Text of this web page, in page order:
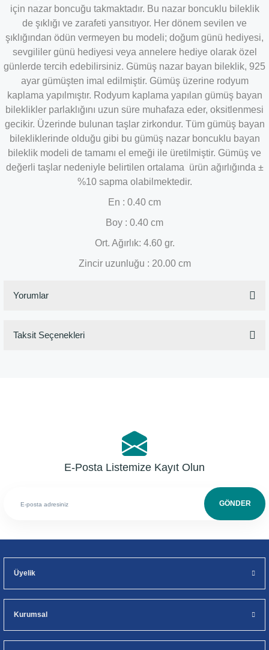
için nazar boncuğu takmaktadır. Bu nazar boncuklu bileklik
de şıklığı ve zarafeti yansıtıyor. Her dönem sevilen ve
şıklığından ödün vermeyen bu modeli; doğum günü hediyesi,
sevgililer günü hediyesi veya annelere hediye olarak özel
günlerde tercih edebilirsiniz. Gümüş nazar bayan bileklik, 925
ayar gümüşten imal edilmiştir. Gümüş üzerine rodyum
kaplama yapılmıştır. Rodyum kaplama yapılan gümüş bayan
bileklikler parlaklığını uzun süre muhafaza eder, oksitlenmesi
gecikir. Üzerinde bulunan taşlar zirkondur. Tüm gümüş bayan
bilekliklerinde olduğu gibi bu gümüş nazar boncuklu bayan
bileklik modeli de tamamı el emeği ile üretilmiştir. Gümüş ve
değerli taşlar nedeniyle belirtilen ortalama ürün ağırlığında ±
%10 sapma olabilmektedir.
En : 0.40 cm
Boy : 0.40 cm
Ort. Ağırlık: 4.60 gr.
Zincir uzunluğu : 20.00 cm
Yorumlar
Taksit Seçenekleri
E-Posta Listemize Kayıt Olun
GÖNDER
Üyelik
Kurumsal